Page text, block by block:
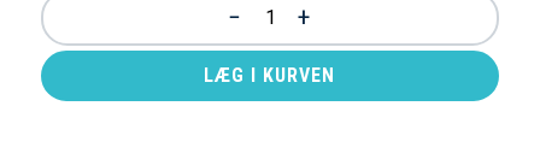
− +
LÆG I KURVEN